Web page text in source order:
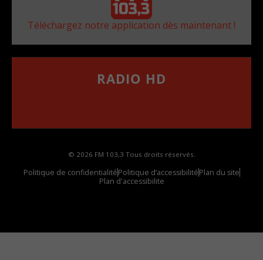
Téléchargez notre application dès maintenant !
RADIO HD
© 2026 FM 103,3 Tous droits réservés.
Politique de confidentialitéPolitique d’accessibilitéPlan du site
Plan d'accessibilite